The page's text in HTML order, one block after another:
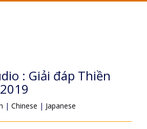
: Giải đáp Thiền
| Chinese | Japanese